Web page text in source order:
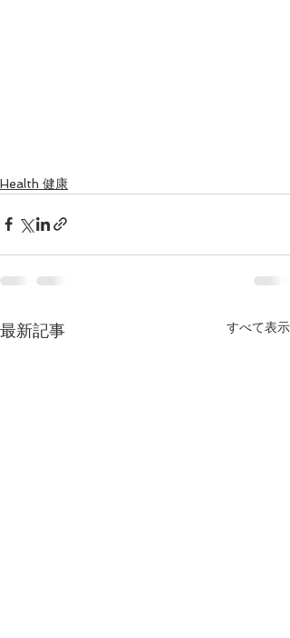
Health 健康
最新記事 すべて表示